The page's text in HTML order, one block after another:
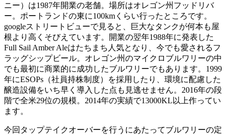
ニー）は1987年開業の老舗。場所はオレゴン州フッドリバ
ー。ポートランドの東に100kmくらい行ったところです。
googleストリートビューで見ると、巨大なタンクが何本も屋
根より高くそびえています。開業の翌年1988年に発表した
Full Sail Amber Aleはたちまち人気となり、今でも愛されるフ
ラッグシップビール。オレゴン州のマイクロブルワリーの中
でも最初に商業的に成功したブルワリーでもあります。1999
年にESOPs（社員持株制度）を採用したり、環境に配慮した
醸造設備をいち早く導入した点も見逃せません。2016年の段
階で全米29位の規模。2014年の実績で13000KL以上作ってい
ます。
今回タップテイクオーバーを行うにあたってブルワリーの定